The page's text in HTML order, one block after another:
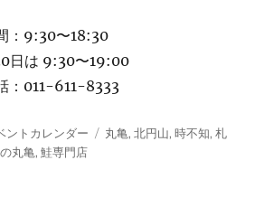
：9:30〜18:30
日は 9:30〜19:00
：011-611-8333
ントカレンダー
タ
丸亀,北円山,時不知,札
丸亀,鮭専門店